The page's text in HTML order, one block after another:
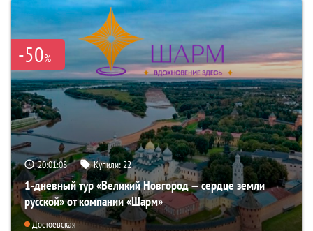
-50%
20:01:06 Купили:22
1-дневный тур «Великий Новгород — сердце земли
русской» от компании «Шарм»
Достоевская